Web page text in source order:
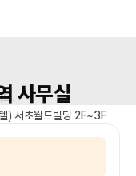
.사무실
) 서초월드빌딩 2F~3F